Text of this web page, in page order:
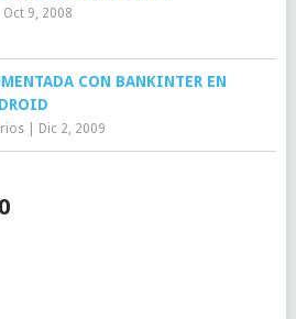
Oct 9, 2008
CON BANKINTER EN
| Dic 2, 2009